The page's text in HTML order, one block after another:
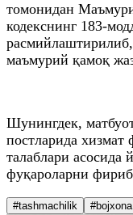
томонидан
кодекснинг 183-
расмийлаштирилиб,
маъмурий қамоқ
Шунингдек,
постларида хизмат
талаблари асосида
фуқароларни
#tashmachilik #bojxona